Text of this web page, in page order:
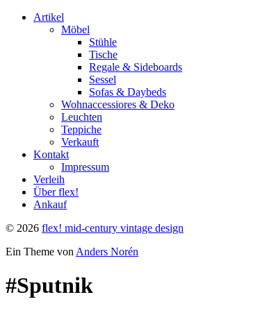
Artikel
Möbel
Stühle
Tische
Regale & Sideboards
Sessel
Sofas & Daybeds
Wohnaccessiores & Deko
Leuchten
Teppiche
Verkauft
Kontakt
Impressum
Verleih
Über flex!
Ankauf
© 2026 flex! mid-century vintage design
Ein Theme von Anders Norén
#Sputnik